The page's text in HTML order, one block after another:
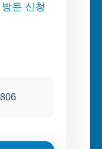
문 신청